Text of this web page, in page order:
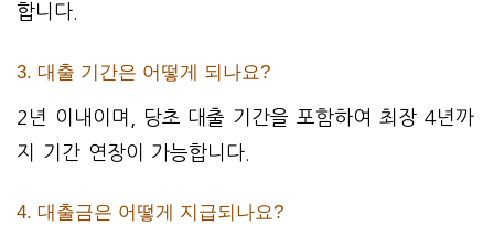
합니다.
3. 대출 기간은 어떻게 되나요?
2년 이내이며, 당초 대출 기간을 포함하여 최장 4년까
지 기간 연장이 가능합니다.
4. 대출금은 어떻게 지급되나요?